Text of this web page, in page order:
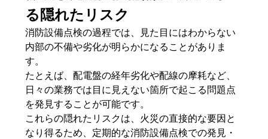
る隠れたリスク
消防設備点検の過程では、見た目にはわからない
内部の不備や劣化が明らかになることがありま
す。
たとえば、配電盤の経年劣化や配線の摩耗など、
日々の業務では目に見えない箇所で起こる問題点
を発見することが可能です。
これらの隠れたリスクは、火災の直接的な要因と
なり得るため、定期的な消防設備点検での発見・